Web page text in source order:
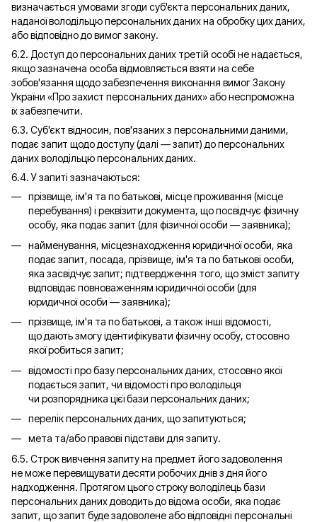
визначається умовами згоди суб'єкта персональних даних,
наданої володільцю персональних даних на обробку цих даних,
або відповідно до вимог закону.
6.2. Доступ до персональних даних третій особі не надається,
якщо зазначена особа відмовляється взяти на себе
зобов'язання щодо забезпечення виконання вимог Закону
України «Про захист персональних даних» або неспроможна
їх забезпечити.
6.3. Суб'єкт відносин, пов'язаних з персональними даними,
подає запит щодо доступу (далі — запит) до персональних
даних володільцю персональних даних.
6.4. У запиті зазначаються:
прізвище, ім'я та по батькові, місце проживання (місце
перебування) і реквізити документа, що посвідчує фізичну
особу, яка подає запит (для фізичної особи — заявника);
найменування, місцезнаходження юридичної особи, яка
подає запит, посада, прізвище, ім'я та по батькові особи,
яка засвідчує запит; підтвердження того, що зміст запиту
відповідає повноваженням юридичної особи (для
юридичної особи — заявника);
прізвище, ім'я та по батькові, а також інші відомості,
що дають змогу ідентифікувати фізичну особу, стосовно
якої робиться запит;
відомості про базу персональних даних, стосовно якої
подається запит, чи відомості про володільця
чи розпорядника цієї бази персональних даних;
перелік персональних даних, що запитуються;
мета та/або правові підстави для запиту.
6.5. Строк вивчення запиту на предмет його задоволення
не може перевищувати десяти робочих днів з дня його
надходження. Протягом цього строку володілець бази
персональних даних доводить до відома особи, яка подає
запит, що запит буде задоволене або відповідні персональні